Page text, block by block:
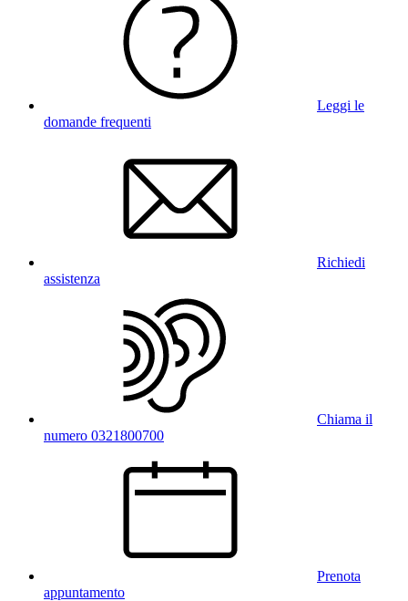
Leggi le
domande frequenti
Richiedi
assistenza
Chiama il
numero 0321800700
Prenota
appuntamento